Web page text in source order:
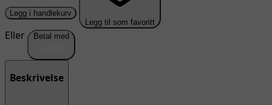
Legg i handlekurv
Legg til som favoritt
Eller Betal med
Beskrivelse